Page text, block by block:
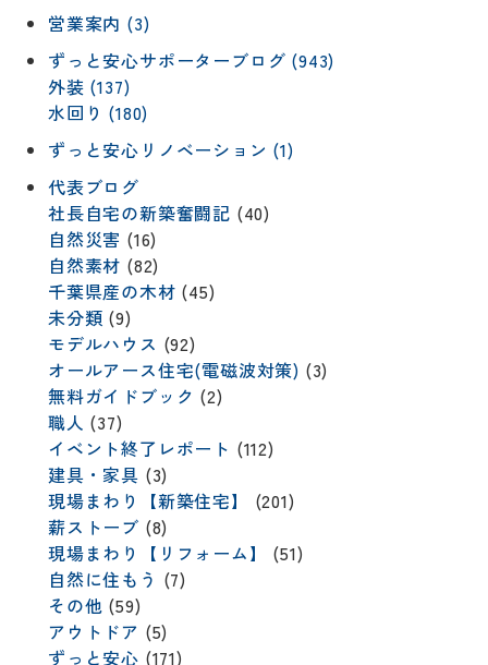
営業案内 (3)
ずっと安心サポーターブログ (943)
外装 (137)
水回り (180)
ずっと安心リノベーション (1)
代表ブログ
社長自宅の新築奮闘記 (40)
自然災害 (16)
自然素材 (82)
千葉県産の木材 (45)
未分類 (9)
モデルハウス (92)
オールアース住宅(電磁波対策) (3)
無料ガイドブック (2)
職人 (37)
イベント終了レポート (112)
建具・家具 (3)
現場まわり【新築住宅】
(201)
薪ストーブ (8)
現場まわり【リフォーム】
(51)
自然に住もう (7)
その他 (59)
アウトドア (5)
ずっと安心 (171)